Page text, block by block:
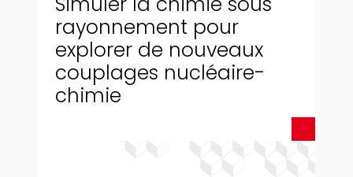
rayonnement pour
explorer de nouveaux
couplages nucléaire-
chimie